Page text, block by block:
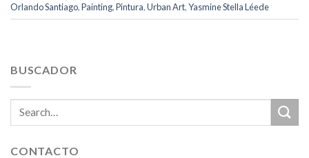
Orlando Santiago,Painting,Pintura,Urban Art,Yasmine Stella Léede
BUSCADOR
CONTACTO